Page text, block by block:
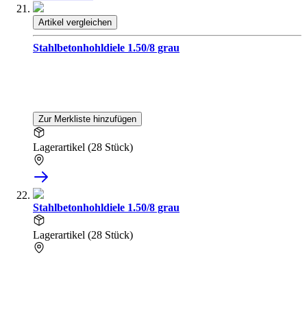
Artikel vergleichen
Stahlbetonhohldiele 1.50/8 grau
Zur Merkliste hinzufügen
Lagerartikel (28 Stück)
Stahlbetonhohldiele 1.50/8 grau
Lagerartikel (28 Stück)